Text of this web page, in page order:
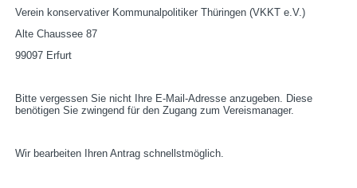
Verein konservativer Kommunalpolitiker Thüringen (VKKT e.V.)
Alte Chaussee 87
99097 Erfurt
Bitte vergessen Sie nicht Ihre E-Mail-Adresse anzugeben. Diese
benötigen Sie zwingend für den Zugang zum Vereismanager.
Wir bearbeiten Ihren Antrag schnellstmöglich.